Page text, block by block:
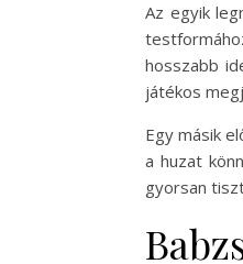
Az egyik
hosszabb
játékos
Egy másik
a huzat
gyorsan